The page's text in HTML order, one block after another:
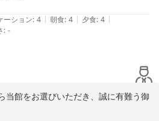
のためか部屋食。お布団もそうだけど、
グされてたの大変そうだった…お疲れ様
っさり。わりと歯ごたえしっかりしてる
みが分かれるかも。
らもすごくボリュームあって、お料理ど
明太子食べられると思わなくてテンショ
風呂。露天は川が見えて気持ちいいで
ーション: 4 | 朝食: 4 | 夕食: 4 |
: -
当館をお選びいただき、誠に有難う御